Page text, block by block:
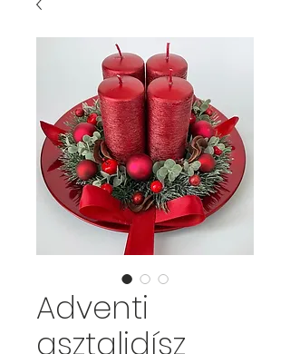
Adventi
asztalidísz